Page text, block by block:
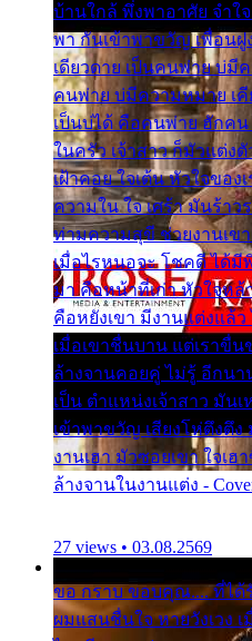
บ้านใกล้ พึ่งพาอาศัย จำใ
พา กันเข้าพาขวัญ เพื่อนฝู
เดียวดาย เป็นคนพ่าย บ่มี
คนพ่าย บ่มีความหมาย เคี
เป็นบ่ได้ คือคนพ่าย ฮักค
ในครัว เจ้าสาว ก็มัวแต่งตั
เฝ้าคอย ใจเต้น หัวใจของ
ความใน ใจ เศร้า มันร้า
ท่ามความสุขี ช่วยงานเข
เมื่อไรหนอจะ โชคดี ได้
มา คือหน้าที่เก่า หัวใจห
คือหยังเขา มีงานแต่งแล้
เมื่อเขาชื่นบาน แต่เราขื่
ล้างจานคอยคู่ ไม่รู้ อีกนา
เป็น ตำแหน่งเจ้าสาว มัน
เข้าพาขวัญ เสียงโห่ตึงตึ
งานเฮา มัวซอยเขา ใจเ
ล้างจานในงานแต่ง -
27 views • 03.08.2569
ขอ กราบ ขอบคุณ.... ที่ได้
ผมแสนชื่นใจ หายวังเวง